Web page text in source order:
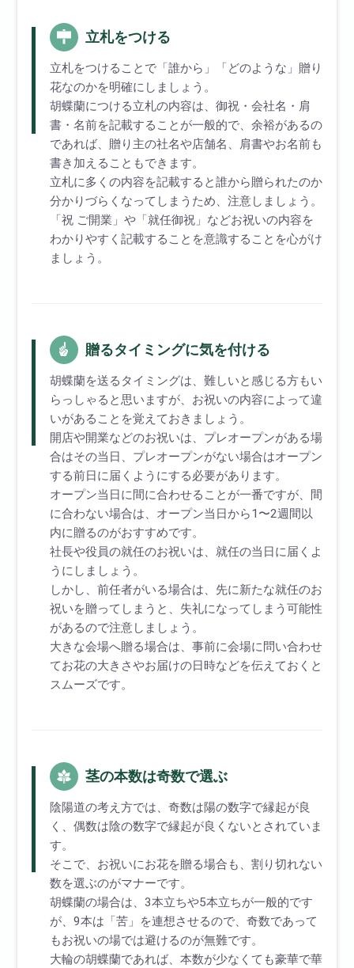
立札をつける
立札をつけることで「誰から」「どのような」贈り
花なのかを明確にしましょう。
胡蝶蘭につける立札の内容は、御祝・会社名・肩
書・名前を記載することが一般的で、余裕があるの
であれば、贈り主の社名や店舗名、肩書やお名前も
書き加えることもできます。
立札に多くの内容を記載すると誰から贈られたのか
分かりづらくなってしまうため、注意しましょう。
「祝 ご開業」や「就任御祝」などお祝いの内容を
わかりやすく記載することを意識することを心がけ
ましょう。
贈るタイミングに気を付ける
胡蝶蘭を送るタイミングは、難しいと感じる方もい
らっしゃると思いますが、お祝いの内容によって違
いがあることを覚えておきましょう。
開店や開業などのお祝いは、プレオープンがある場
合はその当日、プレオープンがない場合はオープン
する前日に届くようにする必要があります。
オープン当日に間に合わせることが一番ですが、間
に合わない場合は、オープン当日から1〜2週間以
内に贈るのがおすすめです。
社長や役員の就任のお祝いは、就任の当日に届くよ
うにしましょう。
しかし、前任者がいる場合は、先に新たな就任のお
祝いを贈ってしまうと、失礼になってしまう可能性
があるので注意しましょう。
大きな会場へ贈る場合は、事前に会場に問い合わせ
てお花の大きさやお届けの日時などを伝えておくと
スムーズです。
茎の本数は奇数で選ぶ
陰陽道の考え方では、奇数は陽の数字で縁起が良
く、偶数は陰の数字で縁起が良くないとされていま
す。
そこで、お祝いにお花を贈る場合も、割り切れない
数を選ぶのがマナーです。
胡蝶蘭の場合は、3本立ちや5本立ちが一般的です
が、9本は「苦」を連想させるので、奇数であって
もお祝いの場では避けるのが無難です。
大輪の胡蝶蘭であれば、本数が少なくても豪華で華